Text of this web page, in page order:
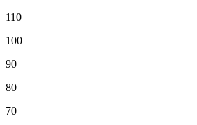
110
100
90
80
70